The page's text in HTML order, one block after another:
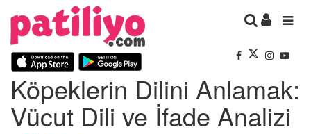
Köpeklerin Dilini Anlamak:
Vücut Dili ve İfade Analizi